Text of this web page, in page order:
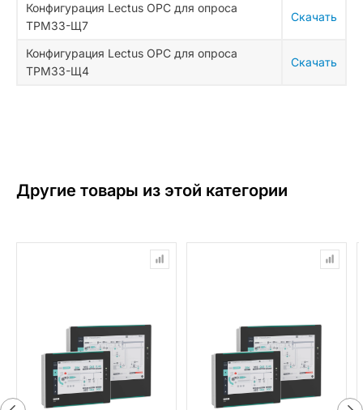
Конфигурация Lectus OPC для опроса
ТРМ33-Щ7
Скачать
Конфигурация Lectus OPC для опроса
ТРМ33-Щ4
Скачать
Другие товары из этой категории